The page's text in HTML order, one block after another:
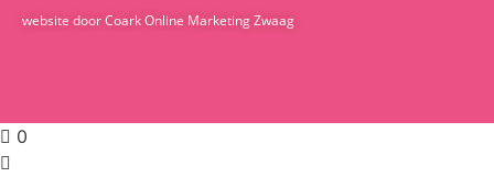
website door Coark Online Marketing Zwaag
0